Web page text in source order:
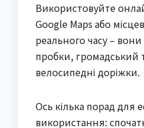
Використовуйте
Google Maps або
реального часу –
пробки, громадський
велосипедні доріжки.
Ось кілька порад для
використання: